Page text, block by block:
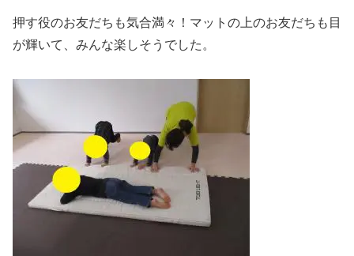
押す役のお友だちも気合満々！マットの上のお友だちも目
が輝いて、みんな楽しそうでした。